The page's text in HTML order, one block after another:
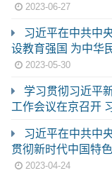
2023-06-27
习近平在中共中
设教育强国 为中华
2023-05-30
学习贯彻习近平
工作会议在京召开
习近平在中共中
贯彻新时代中国特
2023-04-24